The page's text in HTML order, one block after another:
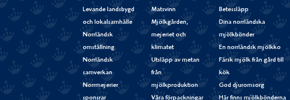
Levande landsbygd
och lokalsamhälle
Norrländsk
omställning
Norrländsk
samverkan
Norrmejerier
sponsrar
Matsvinn
Mjölkgården,
mejeriet och
klimatet
Utsläpp av metan
från
mjölkproduktion
Våra förpackningar
Betessläpp
Dina norrländska
mjölkbönder
En norrländsk mjölkko
Färsk mjölk från gård till
kök
God djuromsorg
Här finns mjölkbönderna